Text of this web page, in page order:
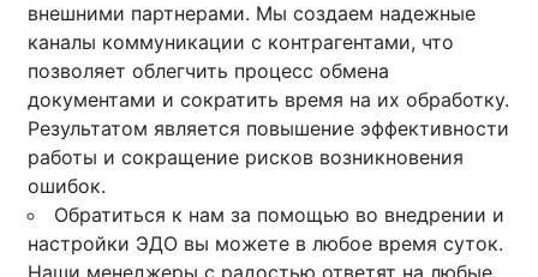
внешними партнерами. Мы создаем надежные
каналы коммуникации с контрагентами, что
позволяет облегчить процесс обмена
документами и сократить время на их обработку.
Результатом является повышение эффективности
работы и сокращение рисков возникновения
ошибок.
Обратиться к нам за помощью во внедрении и
настройки ЭДО вы можете в любое время суток.